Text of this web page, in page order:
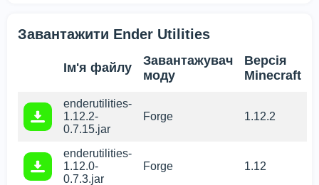
Завантажити Ender Utilities
Ім'я файлу
Завантажувач
моду
Версія
Minecraft
enderutilities-
1.12.2-
0.7.15.jar
Forge 1.12.2
enderutilities-
1.12.0-
0.7.3.jar
Forge 1.12